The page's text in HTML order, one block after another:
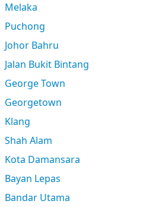
Melaka
Puchong
Johor Bahru
Jalan Bukit Bintang
George Town
Georgetown
Klang
Shah Alam
Kota Damansara
Bayan Lepas
Bandar Utama